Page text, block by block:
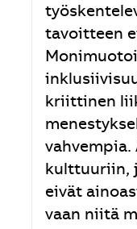
tavoitteen
kriittinen
vahvempia.
kulttuuriin,
eivät
vaan niitä